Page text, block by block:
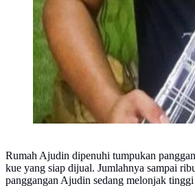
Rumah Ajudin dipenuhi tumpukan
kue yang siap dijual. Jumlahnya sampai
panggangan Ajudin sedang melonjak